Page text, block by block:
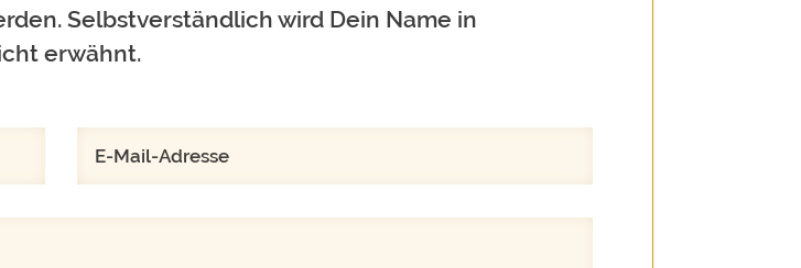
Selbstverständlich wird Dein Name in
erwähnt.